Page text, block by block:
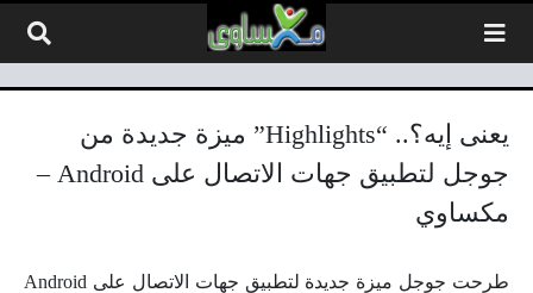
يعنى إيه؟.. “Highlights” ميزة جديدة من
جوجل لتطبيق جهات الاتصال على Android –
مكساوي
طرحت جوجل ميزة جديدة لتطبيق جهات الاتصال على Android